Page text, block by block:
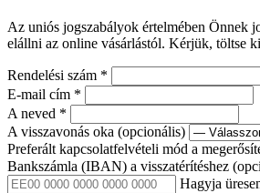
Az uniós jogszabályok értelmében Önnek
elállni az online vásárlástól. Kérjük, töltse
Rendelési szám *
E-mail cím *
A neved *
A visszavonás oka (opcionális)
Preferált kapcsolatfelvételi mód a
Bankszámla (IBAN) a visszatérítéshez
Hagyja